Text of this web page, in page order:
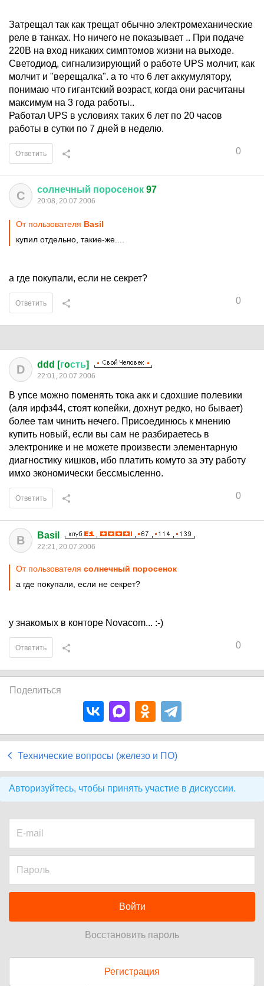
Затрещал так как трещат обычно электромеханические
реле в танках. Но ничего не показывает .. При подаче
220В на вход никаких симптомов жизни на выходе.
Светодиод, сигнализирующий о работе UPS молчит, как
молчит и "верещалка". а то что 6 лет аккумулятору,
понимаю что гигантский возраст, когда они расчитаны
максимум на 3 года работы..
Работал UPS в условиях таких 6 лет по 20 часов
работы в сутки по 7 дней в неделю.
0
Ответить
С солнечный поросенок 97
20:08, 20.07.2006
От пользователя Basil
купил отдельно, такие-же....
а где покупали, если не секрет?
0
Ответить
D ddd [гoсть]
22:01, 20.07.2006
В упсе можно поменять тока акк и сдохшие полевики
(аля ирфз44, стоят копейки, дохнут редко, но бывает)
более там чинить нечего. Присоединюсь к мнению
купить новый, если вы сам не разбираетесь в
электронике и не можете произвести элементарную
диагностику кишков, ибо платить комуто за эту работу
имхо экономически бессмысленно.
0
Ответить
B Basil
22:21, 20.07.2006
От пользователя солнечный поросенок
а где покупали, если не секрет?
у знакомых в конторе Novacom... :-)
0
Ответить
Поделиться
Технические вопросы (железо и ПО)
Авторизуйтесь, чтобы принять участие в дискуссии.
Войти
Восстановить пароль
Регистрация